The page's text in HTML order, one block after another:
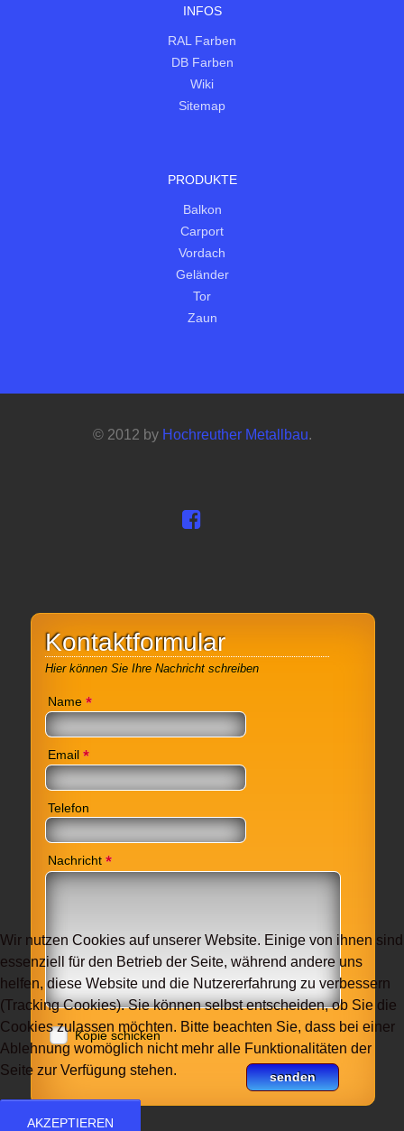
INFOS
RAL Farben
DB Farben
Wiki
Sitemap
PRODUKTE
Balkon
Carport
Vordach
Geländer
Tor
Zaun
© 2012 by Hochreuther Metallbau.
Kontaktformular
Hier können Sie Ihre Nachricht schreiben
Name *
Email *
Telefon
Nachricht *
Kopie schicken
Wir nutzen Cookies auf unserer Website. Einige von ihnen sind
essenziell für den Betrieb der Seite, während andere uns
helfen, diese Website und die Nutzererfahrung zu verbessern
(Tracking Cookies). Sie können selbst entscheiden, ob Sie die
Cookies zulassen möchten. Bitte beachten Sie, dass bei einer
Ablehnung womöglich nicht mehr alle Funktionalitäten der
Seite zur Verfügung stehen.
AKZEPTIEREN